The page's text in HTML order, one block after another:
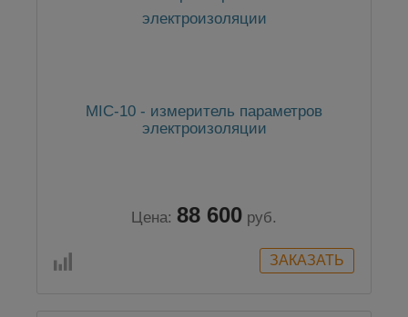
MIC-10 - измеритель параметров
электроизоляции
Цена: 88 600 руб.